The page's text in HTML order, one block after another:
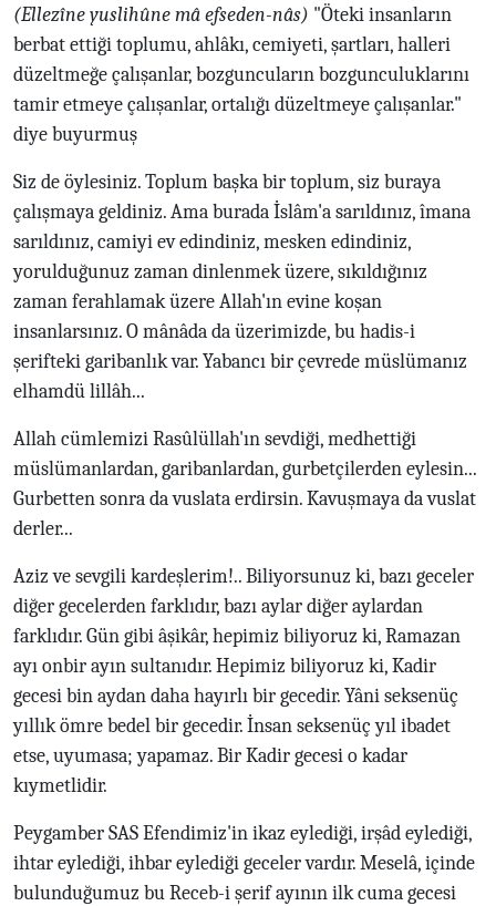
(Ellezîne yuslihûne mâ efseden-nâs) "Öteki insanların
berbat ettiği toplumu, ahlâkı, cemiyeti, şartları, halleri
düzeltmeğe çalışanlar, bozguncuların bozgunculuklarını
tamir etmeye çalışanlar, ortalığı düzeltmeye çalışanlar."
diye buyurmuş
Siz de öylesiniz. Toplum başka bir toplum, siz buraya
çalışmaya geldiniz. Ama burada İslâm'a sarıldınız, îmana
sarıldınız, camiyi ev edindiniz, mesken edindiniz,
yorulduğunuz zaman dinlenmek üzere, sıkıldığınız
zaman ferahlamak üzere Allah'ın evine koşan
insanlarsınız. O mânâda da üzerimizde, bu hadis-i
şerifteki garibanlık var. Yabancı bir çevrede müslümanız
elhamdü lillâh...
Allah cümlemizi Rasûlüllah'ın sevdiği, medhettiği
müslümanlardan, garibanlardan, gurbetçilerden eylesin...
Gurbetten sonra da vuslata erdirsin. Kavuşmaya da vuslat
derler...
Aziz ve sevgili kardeşlerim!.. Biliyorsunuz ki, bazı geceler
diğer gecelerden farklıdır, bazı aylar diğer aylardan
farklıdır. Gün gibi âşikâr, hepimiz biliyoruz ki, Ramazan
ayı onbir ayın sultanıdır. Hepimiz biliyoruz ki, Kadir
gecesi bin aydan daha hayırlı bir gecedir. Yâni seksenüç
yıllık ömre bedel bir gecedir. İnsan seksenüç yıl ibadet
etse, uyumasa; yapamaz. Bir Kadir gecesi o kadar
kıymetlidir.
Peygamber SAS Efendimiz'in ikaz eylediği, irşâd eylediği,
ihtar eylediği, ihbar eylediği geceler vardır. Meselâ, içinde
bulunduğumuz bu Receb-i şerif ayının ilk cuma gecesi